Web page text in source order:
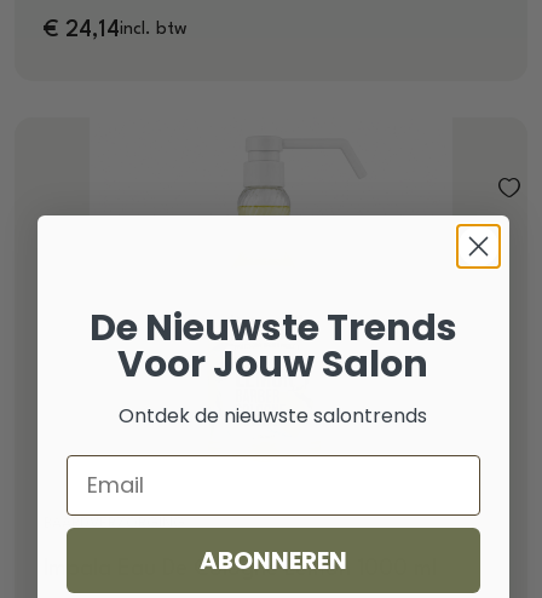
€ 24,14incl. btw
Impala Eau De Cologne Lemon 1000 ml
De Nieuwste Trends
Voor Jouw Salon
Ontdek de nieuwste salontrends
Email
ABONNEREN